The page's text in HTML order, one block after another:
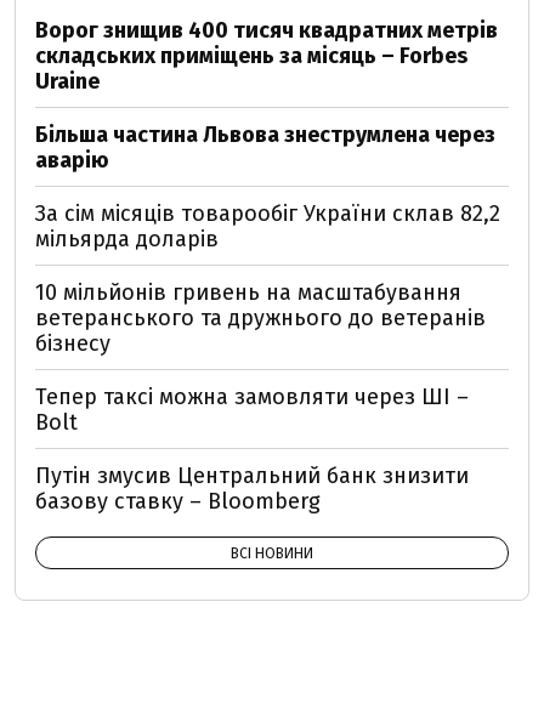
Ворог знищив 400 тисяч квадратних метрів
складських приміщень за місяць – Forbes
Uraine
Більша частина Львова знеструмлена через
аварію
За сім місяців товарообіг України склав 82,2
мільярда доларів
10 мільйонів гривень на масштабування
ветеранського та дружнього до ветеранів
бізнесу
Тепер таксі можна замовляти через ШІ –
Bolt
Путін змусив Центральний банк знизити
базову ставку – Bloomberg
ВСІ НОВИНИ